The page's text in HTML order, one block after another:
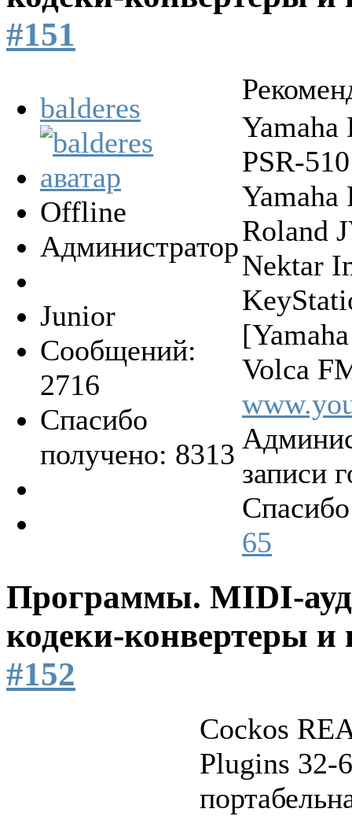
#151
balderes
Offline
Администратор
Junior
Сообщений:
2716
Спасибо
получено: 8313
Yamaha
PSR-510
Yamaha
Roland
Nektar
Volca
записи
65
Программы. MIDI-
кодеки-конвертеры
#152
Cockos
Plugins 32-